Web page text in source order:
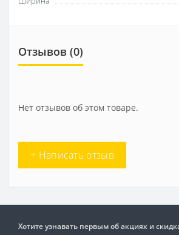
Отзывов (0)
Нет отзывов об этом товаре.
+ Написать отзыв
Хотите узнавать первым об акциях и